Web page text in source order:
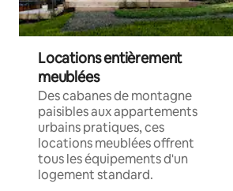
Locations entièrement
meublées
Des cabanes de montagne
paisibles aux appartements
urbains pratiques, ces
locations meublées offrent
tous les équipements d'un
logement standard.